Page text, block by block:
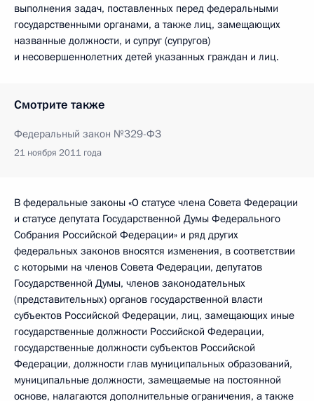
выполнения задач, поставленных перед федеральными
государственными органами, а также лиц, замещающих
названные должности, и супруг (супругов)
и несовершеннолетних детей указанных граждан и лиц.
Смотрите также
Федеральный закон №329-ФЗ
21 ноября 2011 года
В федеральные законы «О статусе члена Совета Федерации
и статусе депутата Государственной Думы Федерального
Собрания Российской Федерации» и ряд других
федеральных законов вносятся изменения, в соответствии
с которыми на членов Совета Федерации, депутатов
Государственной Думы, членов законодательных
(представительных) органов государственной власти
субъектов Российской Федерации, лиц, замещающих иные
государственные должности Российской Федерации,
государственные должности субъектов Российской
Федерации, должности глав муниципальных образований,
муниципальные должности, замещаемые на постоянной
основе, налагаются дополнительные ограничения, а также